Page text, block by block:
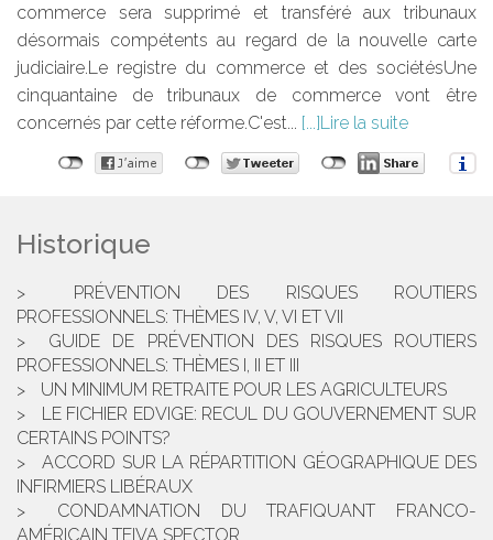
commerce sera supprimé et transféré aux tribunaux
désormais compétents au regard de la nouvelle carte
judiciaire.Le registre du commerce et des sociétésUne
cinquantaine de tribunaux de commerce vont être
concernés par cette réforme.C'est...
Lire la suite
Historique
PRÉVENTION DES RISQUES ROUTIERS
PROFESSIONNELS: THÈMES IV, V, VI ET VII
GUIDE DE PRÉVENTION DES RISQUES ROUTIERS
PROFESSIONNELS: THÈMES I, II ET III
UN MINIMUM RETRAITE POUR LES AGRICULTEURS
LE FICHIER EDVIGE: RECUL DU GOUVERNEMENT SUR
CERTAINS POINTS?
ACCORD SUR LA RÉPARTITION GÉOGRAPHIQUE DES
INFIRMIERS LIBÉRAUX
CONDAMNATION DU TRAFIQUANT FRANCO-
AMÉRICAIN TEIVA SPECTOR